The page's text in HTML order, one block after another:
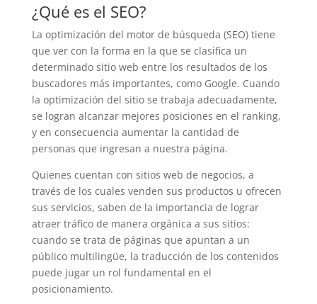
¿Qué es el SEO?
La optimización del motor de búsqueda (SEO) tiene
que ver con la forma en la que se clasifica un
determinado sitio web entre los resultados de los
buscadores más importantes, como Google. Cuando
la optimización del sitio se trabaja adecuadamente,
se logran alcanzar mejores posiciones en el ranking,
y en consecuencia aumentar la cantidad de
personas que ingresan a nuestra página.
Quienes cuentan con sitios web de negocios, a
través de los cuales venden sus productos u ofrecen
sus servicios, saben de la importancia de lograr
atraer tráfico de manera orgánica a sus sitios:
cuando se trata de páginas que apuntan a un
público multilingüe, la traducción de los contenidos
puede jugar un rol fundamental en el
posicionamiento.